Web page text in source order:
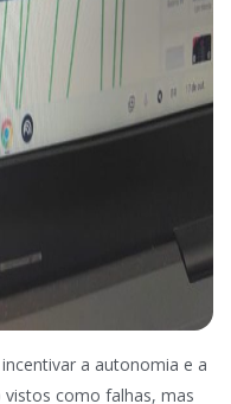
a autonomia e a
como falhas, mas